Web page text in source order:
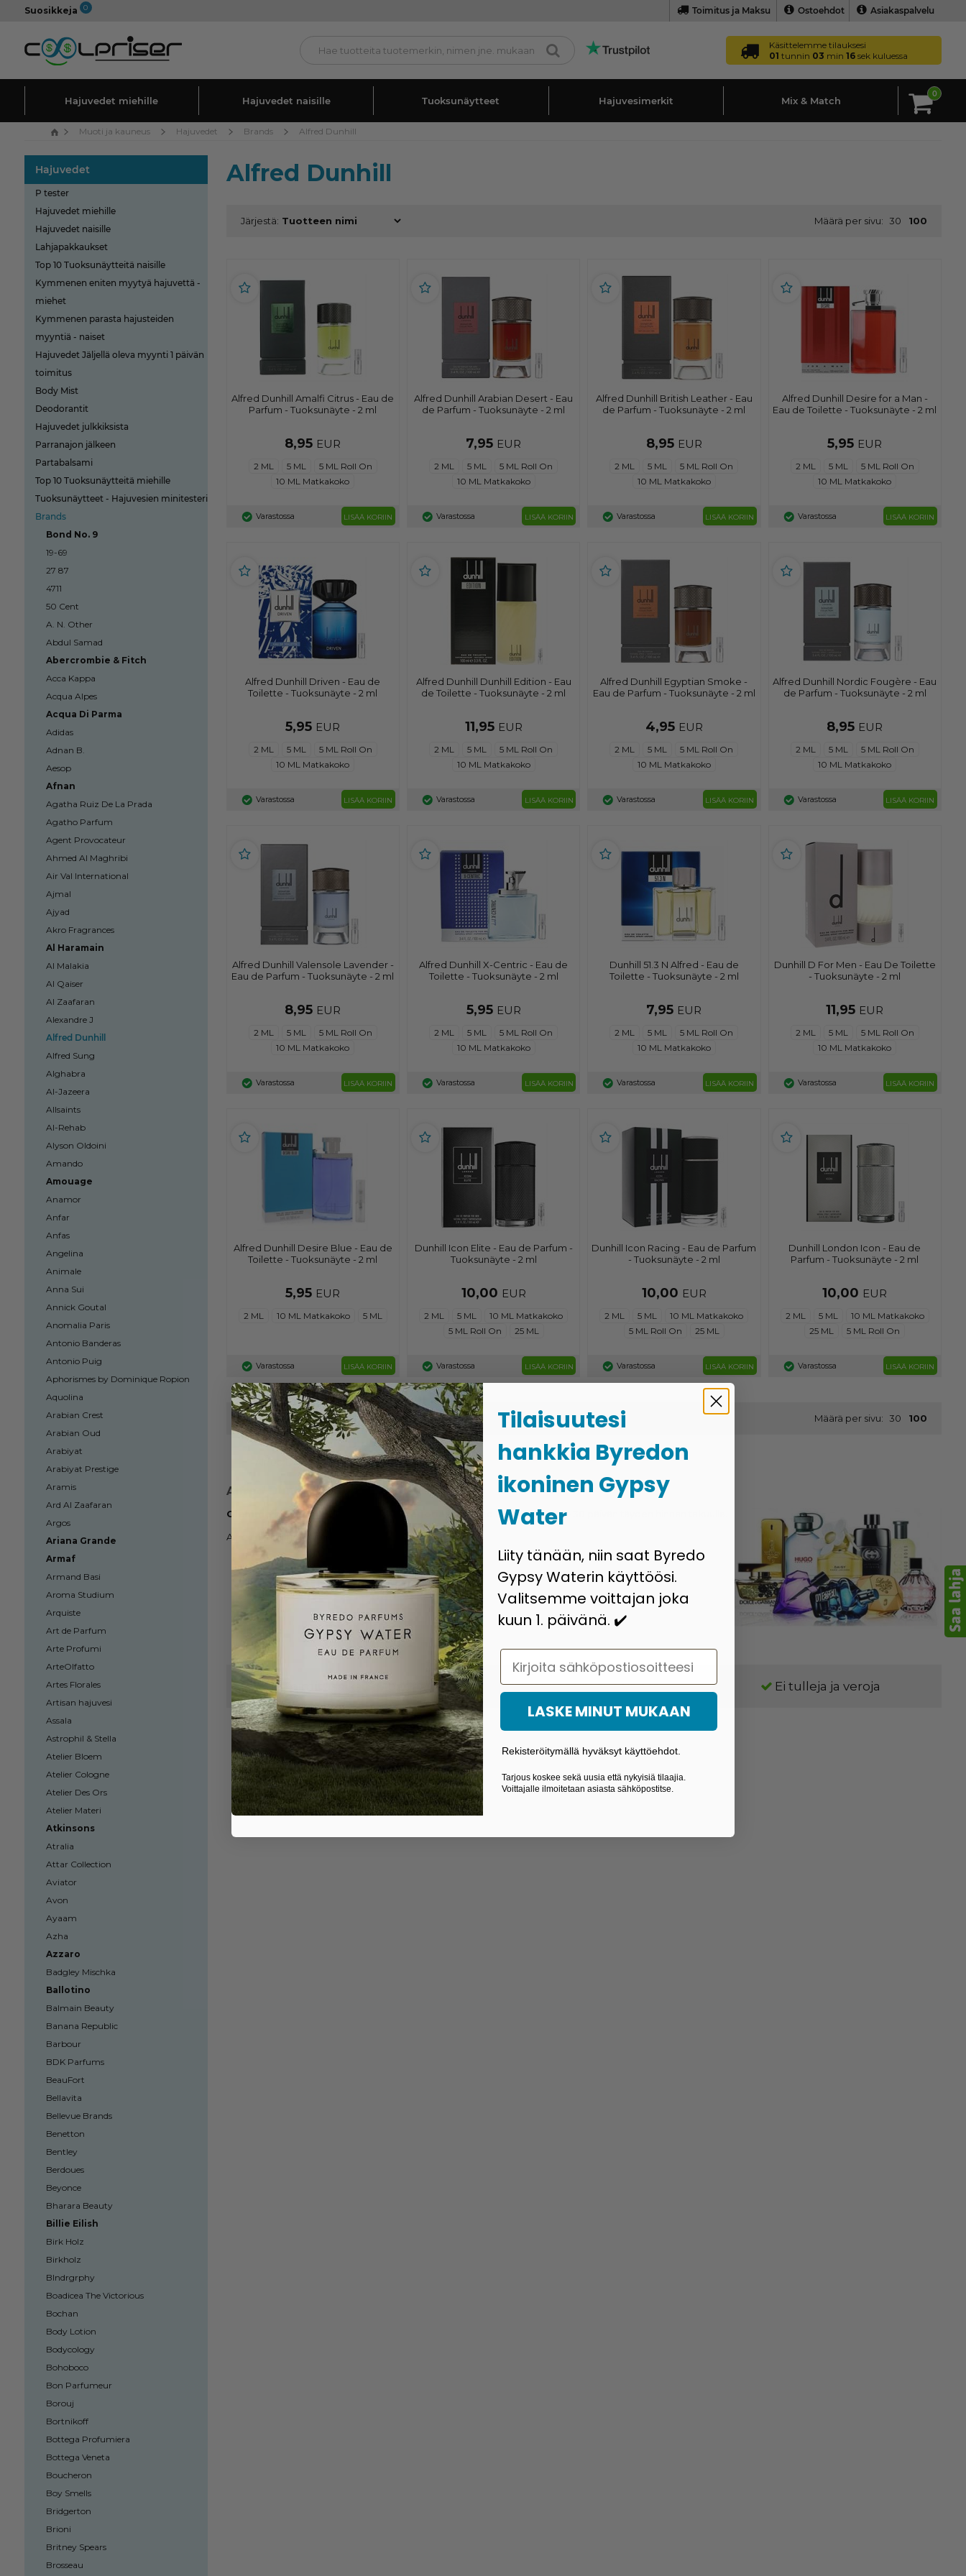
Suosikkeja 0 Toimitus ja Maksu Ostoehdot Asiakaspalvelu
Käsittelemme tilauksesi
01 tunnin 03 min15sek kuluessa
Hajuvedet miehille Hajuvedet naisille Tuoksunäytteet Hajuvesimerkit Mix & Match
0
Muoti ja kauneus Hajuvedet Brands Alfred Dunhill
Hajuvedet
P tester
Hajuvedet miehille
Hajuvedet naisille
Lahjapakkaukset
Top 10 Tuoksunäytteitä naisille
Kymmenen eniten myytyä hajuvettä -
miehet
Kymmenen parasta hajusteiden
myyntiä - naiset
Hajuvedet Jäljellä oleva myynti 1 päivän
toimitus
Body Mist
Deodorantit
Hajuvedet julkkiksista
Parranajon jälkeen
Partabalsami
Top 10 Tuoksunäytteitä miehille
Tuoksunäytteet - Hajuvesien minitesteri
Brands
Bond No. 9
19-69
27 87
4711
50 Cent
A. N. Other
Abdul Samad
Abercrombie & Fitch
Acca Kappa
Acqua Alpes
Acqua Di Parma
Adidas
Adnan B.
Aesop
Afnan
Agatha Ruiz De La Prada
Agatho Parfum
Agent Provocateur
Ahmed Al Maghribi
Air Val International
Ajmal
Ajyad
Akro Fragrances
Al Haramain
Al Malakia
Al Qaiser
Al Zaafaran
Alexandre J
Alfred Dunhill
Alfred Sung
Alghabra
Al-Jazeera
Allsaints
Al-Rehab
Alyson Oldoini
Amando
Amouage
Anamor
Anfar
Anfas
Angelina
Animale
Anna Sui
Annick Goutal
Anomalia Paris
Antonio Banderas
Antonio Puig
Aphorismes by Dominique Ropion
Aquolina
Arabian Crest
Arabian Oud
Arabiyat
Arabiyat Prestige
Aramis
Ard Al Zaafaran
Argos
Ariana Grande
Armaf
Armand Basi
Aroma Studium
Arquiste
Art de Parfum
Arte Profumi
ArteOlfatto
Artes Florales
Artisan hajuvesi
Assala
Astrophil & Stella
Atelier Bloem
Atelier Cologne
Atelier Des Ors
Atelier Materi
Atkinsons
Atralia
Attar Collection
Aviator
Avon
Ayaam
Azha
Azzaro
Badgley Mischka
Ballotino
Balmain Beauty
Banana Republic
Barbour
BDK Parfums
BeauFort
Bellavita
Bellevue Brands
Benetton
Bentley
Berdoues
Beyonce
Bharara Beauty
Billie Eilish
Birk Holz
Birkholz
Blndrgrphy
Boadicea The Victorious
Bochan
Body Lotion
Bodycology
Bohoboco
Bon Parfumeur
Borouj
Bortnikoff
Bottega Profumiera
Bottega Veneta
Boucheron
Boy Smells
Bridgerton
Brioni
Britney Spears
Brosseau
Alfred Dunhill
Järjestä: Määrä per sivu: 30 100
Alfred Dunhill Amalfi Citrus - Eau de
Parfum - Tuoksunäyte - 2 ml
8,95 EUR
2 ML 5 ML
5 ML Roll On
10 ML Matkakoko
Varastossa LISÄÄ KORIIN
Alfred Dunhill Arabian Desert - Eau
de Parfum - Tuoksunäyte - 2 ml
7,95 EUR
2 ML 5 ML
5 ML Roll On
10 ML Matkakoko
Varastossa LISÄÄ KORIIN
Alfred Dunhill British Leather - Eau
de Parfum - Tuoksunäyte - 2 ml
8,95 EUR
2 ML 5 ML
5 ML Roll On
10 ML Matkakoko
Varastossa LISÄÄ KORIIN
Alfred Dunhill Desire for a Man -
Eau de Toilette - Tuoksunäyte - 2 ml
5,95 EUR
2 ML 5 ML
5 ML Roll On
10 ML Matkakoko
Varastossa LISÄÄ KORIIN
Alfred Dunhill Driven - Eau de
Toilette - Tuoksunäyte - 2 ml
5,95 EUR
2 ML 5 ML
5 ML Roll On
10 ML Matkakoko
Varastossa LISÄÄ KORIIN
Alfred Dunhill Dunhill Edition - Eau
de Toilette - Tuoksunäyte - 2 ml
11,95 EUR
2 ML 5 ML
5 ML Roll On
10 ML Matkakoko
Varastossa LISÄÄ KORIIN
Alfred Dunhill Egyptian Smoke -
Eau de Parfum - Tuoksunäyte - 2 ml
4,95 EUR
2 ML 5 ML
5 ML Roll On
10 ML Matkakoko
Varastossa LISÄÄ KORIIN
Alfred Dunhill Nordic Fougère - Eau
de Parfum - Tuoksunäyte - 2 ml
8,95 EUR
2 ML 5 ML
5 ML Roll On
10 ML Matkakoko
Varastossa LISÄÄ KORIIN
Alfred Dunhill Valensole Lavender -
Eau de Parfum - Tuoksunäyte - 2 ml
8,95 EUR
2 ML 5 ML
5 ML Roll On
10 ML Matkakoko
Varastossa LISÄÄ KORIIN
Alfred Dunhill X-Centric - Eau de
Toilette - Tuoksunäyte - 2 ml
5,95 EUR
2 ML 5 ML
5 ML Roll On
10 ML Matkakoko
Varastossa LISÄÄ KORIIN
Dunhill 51.3 N Alfred - Eau de
Toilette - Tuoksunäyte - 2 ml
7,95 EUR
2 ML 5 ML
5 ML Roll On
10 ML Matkakoko
Varastossa LISÄÄ KORIIN
Dunhill D For Men - Eau De Toilette
- Tuoksunäyte - 2 ml
11,95 EUR
2 ML 5 ML
5 ML Roll On
10 ML Matkakoko
Varastossa LISÄÄ KORIIN
Alfred Dunhill Desire Blue - Eau de
Toilette - Tuoksunäyte - 2 ml
5,95 EUR
2 ML 10 ML Matkakoko 5 ML
Varastossa LISÄÄ KORIIN
Dunhill Icon Elite - Eau de Parfum -
Tuoksunäyte - 2 ml
10,00 EUR
2 ML 5 ML
10 ML Matkakoko
5 ML Roll On
25 ML
Varastossa LISÄÄ KORIIN
Dunhill Icon Racing - Eau de Parfum
- Tuoksunäyte - 2 ml
10,00 EUR
2 ML 5 ML
10 ML Matkakoko
5 ML Roll On
25 ML
Varastossa LISÄÄ KORIIN
Dunhill London Icon - Eau de
Parfum - Tuoksunäyte - 2 ml
10,00 EUR
2 ML 5 ML
10 ML Matkakoko
25 ML
5 ML Roll On
Varastossa LISÄÄ KORIIN
Järjestä: Määrä per sivu: 30 100
Alfred Dunhill hajuvedet.
Alfred Dunhill hajuvedet
Olemme halvimmat Tanskassa kategoriassaAlfred Dunhill tuoksut - 30 päivän täyden hinnan takuulla.
Alfred Dunhill hajuvedet
Halvat toimitushinnat Ei tulleja ja veroja
Tilaisuutesi
hankkia Byredon
ikoninen Gypsy
Water
Liity tänään, niin saat Byredo
Gypsy Waterin käyttöösi.
Valitsemme voittajan joka
kuun 1. päivänä. ✔️
Email
LASKE MINUT MUKAAN
Rekisteröitymällä hyväksyt käyttöehdot.
Tarjous koskee sekä uusia että nykyisiä tilaajia.
Voittajalle ilmoitetaan asiasta sähköpostitse.